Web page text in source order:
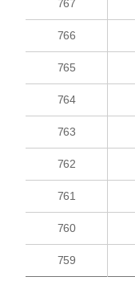
767
766
765
764
763
762
761
760
759